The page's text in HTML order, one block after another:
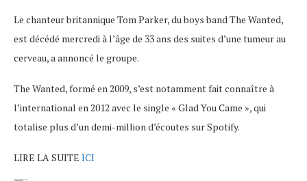
Le chanteur britannique Tom Parker, du boys band The Wanted,
est décédé mercredi à l’âge de 33 ans des suites d’une tumeur au
cerveau, a annoncé le groupe.
The Wanted, formé en 2009, s’est notamment fait connaître à
l’international en 2012 avec le single « Glad You Came », qui
totalise plus d’un demi-million d’écoutes sur Spotify.
LIRE LA SUITE ICI